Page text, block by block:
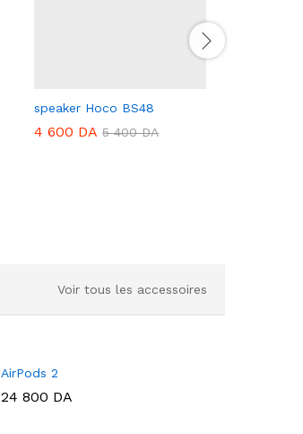
speaker Hoco BS48
4 600 DA 5 400DA
Voir tous les accessoires
AirPods 2
24 800 DA